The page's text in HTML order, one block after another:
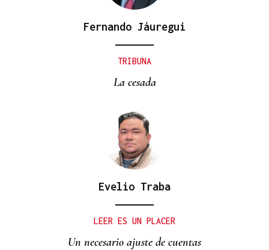
Fernando Jáuregui
TRIBUNA
La cesada
Evelio Traba
LEER ES UN PLACER
Un necesario ajuste de cuentas